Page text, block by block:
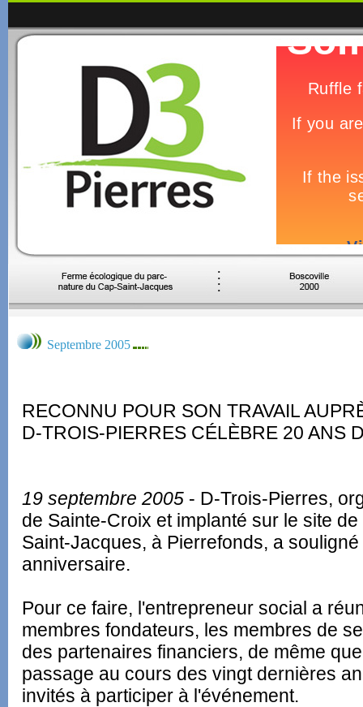
Septembre 2005
RECONNU POUR SON TRAVAIL
D-TROIS-PIERRES CÉLÈBRE 20 ANS
19 septembre 2005 - D-Trois-Pierres,
de Sainte-Croix et implanté sur le site
Saint-Jacques, à Pierrefonds, a
anniversaire.
Pour ce faire, l'entrepreneur social a
membres fondateurs, les membres de
des partenaires financiers, de même
passage au cours des vingt dernières
invités à participer à l'événement.